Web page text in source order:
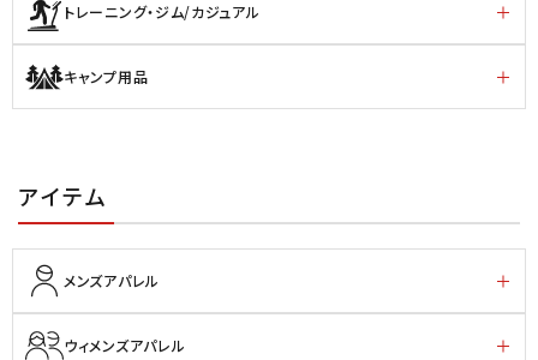
トレーニング・ジム/カジュアル
キャンプ用品
アイテム
メンズアパレル
ウィメンズアパレル